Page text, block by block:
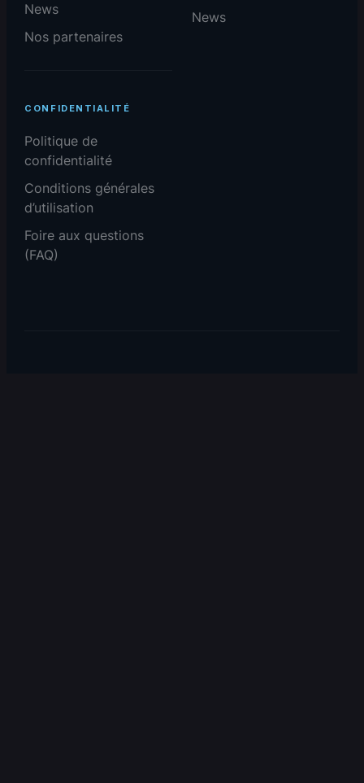
News
Nos partenaires
News
CONFIDENTIALITÉ
Politique de
confidentialité
Conditions générales
d’utilisation
Foire aux questions
(FAQ)